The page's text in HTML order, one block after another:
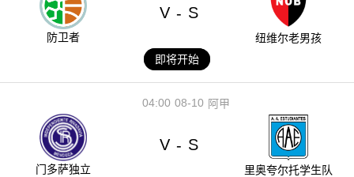
防卫者
V - S
纽维尔老男孩
即将开始
08-10
04:00 阿甲
门多萨独立
V - S
里奥夸尔托学生队